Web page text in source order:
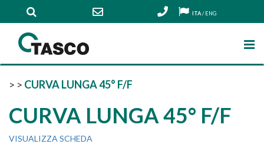
ITA/ENG
> > CURVA LUNGA 45° F/F
CURVA LUNGA 45° F/F
VISUALIZZA SCHEDA